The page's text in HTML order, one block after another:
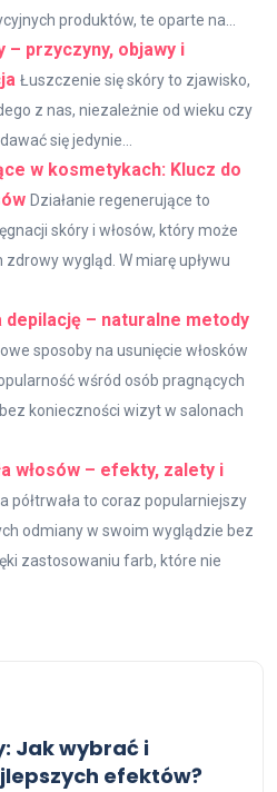
produktów, te oparte na...
przyczyny, objawy i
Łuszczenie się skóry to zjawisko,
z nas, niezależnie od wieku czy
się jedynie...
w kosmetykach: Klucz do
Działanie regenerujące to
skóry i włosów, który może
wygląd. W miarę upływu
depilację – naturalne metody
sposoby na usunięcie włosków
wśród osób pragnących
konieczności wizyt w salonach
włosów – efekty, zalety i
półtrwała to coraz popularniejszy
odmiany w swoim wyglądzie bez
zastosowaniu farb, które nie
Jak wybrać i
efektów?